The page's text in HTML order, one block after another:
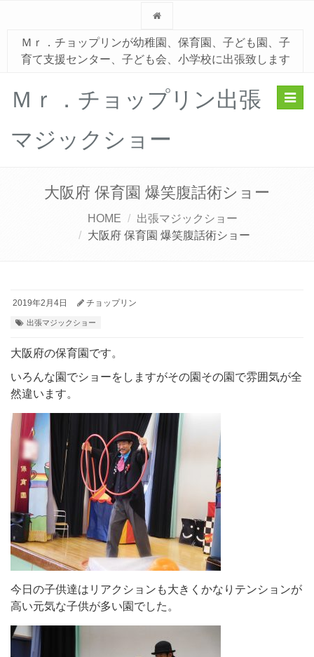
Ｍｒ．チョップリンが幼稚園、保育園、子ども園、子
育て支援センター、子ども会、小学校に出張致します
Ｍｒ．チョップリン出張
マジックショー
大阪府 保育園 爆笑腹話術ショー
HOME
出張マジックショー
大阪府 保育園 爆笑腹話術ショー
2019年2月4日 チョップリン
出張マジックショー
大阪府の保育園です。
いろんな園でショーをしますがその園その園で雰囲気が全
然違います。
今日の子供達はリアクションも大きくかなりテンションが
高い元気な子供が多い園でした。